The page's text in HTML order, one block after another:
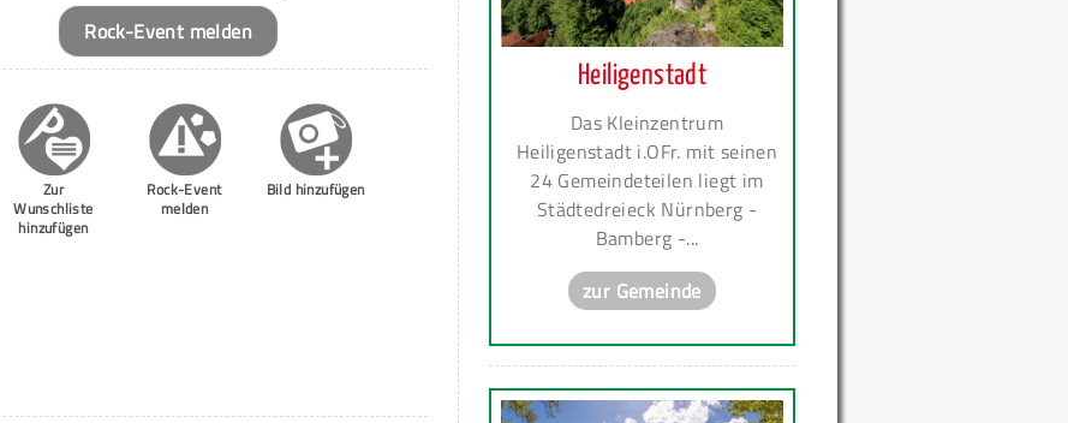
Rock-Event melden
Zur
Wunschliste
hinzufügen
Rock-Event
melden
Bild hinzufügen
Heiligenstadt
Das Kleinzentrum
Heiligenstadt i.OFr. mit seinen
24 Gemeindeteilen liegt im
Städtedreieck Nürnberg -
Bamberg -...
zur Gemeinde